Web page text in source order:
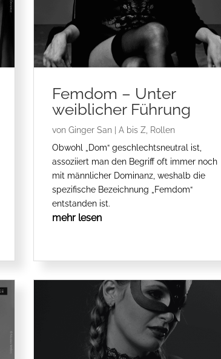
Femdom – Unter
weiblicher Führung
von Ginger San| A bis Z, Rollen
Obwohl „Dom“ geschlechtsneutral ist,
assoziiert man den Begriff oft immer noch
mit männlicher Dominanz, weshalb die
spezifische Bezeichnung „Femdom“
entstanden ist.
mehr lesen